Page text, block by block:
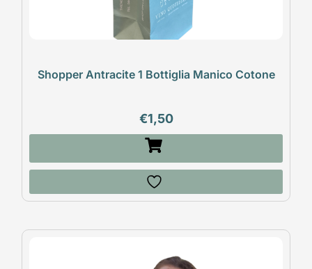
Shopper Antracite 1 Bottiglia Manico Cotone
€1,50